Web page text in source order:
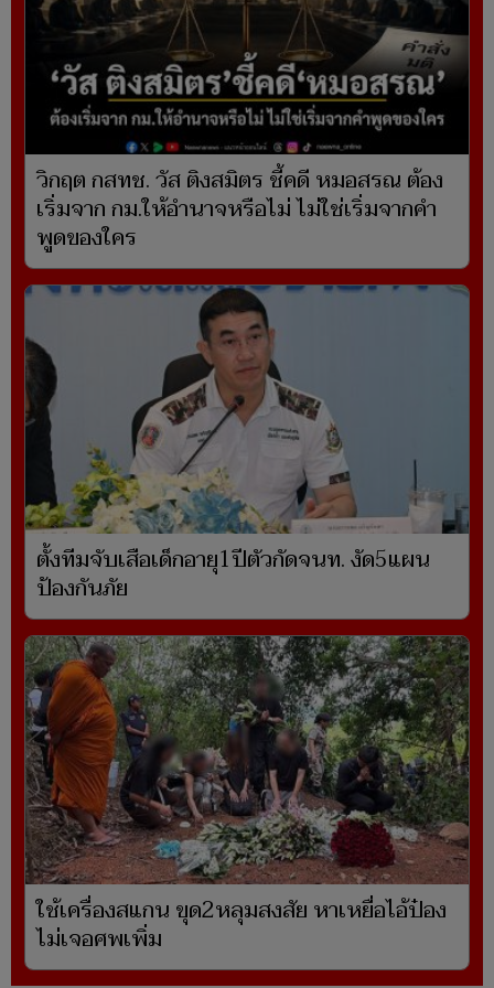
วิกฤต กสทช. วัส ติงสมิตร ชี้คดี หมอสรณ ต้อง
เริ่มจาก กม.ให้อำนาจหรือไม่ ไม่ใช่เริ่มจากคำ
พูดของใคร
ตั้งทีมจับเสือเด็กอายุ1ปีตัวกัดจนท. งัด5แผน
ป้องกันภัย
ใช้เครื่องสแกน ขุด2หลุมสงสัย หาเหยื่อไอ้ป๋อง
ไม่เจอศพเพิ่ม